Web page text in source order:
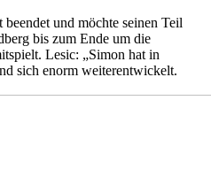
und möchte seinen Teil
bis zum Ende um die
Lesic: „Simon hat in
sich enorm weiterentwickelt.